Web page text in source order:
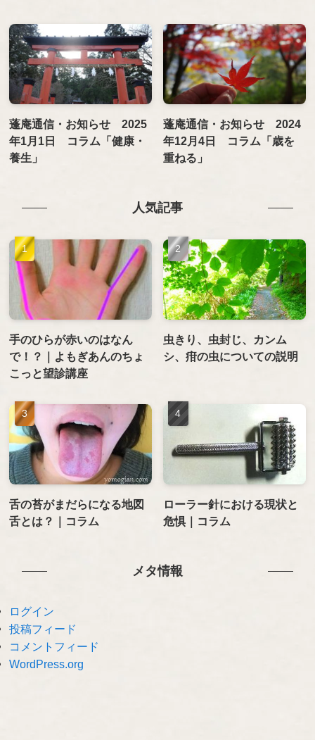
蓬庵通信・お知らせ 2025
年1月1日 コラム「健康・
養生」
蓬庵通信・お知らせ 2024
年12月4日 コラム「歳を
重ねる」
人気記事
手のひらが赤いのはなん
で！？｜よもぎあんのちょ
こっと望診講座
虫きり、虫封じ、カンム
シ、疳の虫についての説明
舌の苔がまだらになる地図
舌とは？｜コラム
ローラー針における現状と
危惧｜コラム
メタ情報
ログイン
投稿フィード
コメントフィード
WordPress.org